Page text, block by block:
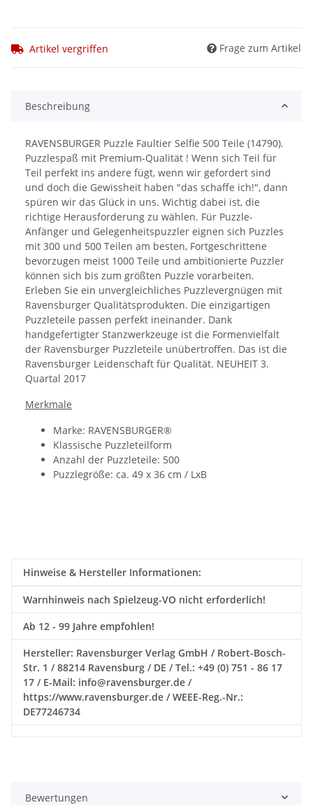
Artikel vergriffen Frage zum Artikel
Beschreibung
RAVENSBURGER Puzzle Faultier Selfie 500 Teile (14790).
Puzzlespaß mit Premium-Qualität ! Wenn sich Teil für
Teil perfekt ins andere fügt, wenn wir gefordert sind
und doch die Gewissheit haben "das schaffe ich!", dann
spüren wir das Glück in uns. Wichtig dabei ist, die
richtige Herausforderung zu wählen. Für Puzzle-
Anfänger und Gelegenheitspuzzler eignen sich Puzzles
mit 300 und 500 Teilen am besten, Fortgeschrittene
bevorzugen meist 1000 Teile und ambitionierte Puzzler
können sich bis zum größten Puzzle vorarbeiten.
Erleben Sie ein unvergleichliches Puzzlevergnügen mit
Ravensburger Qualitätsprodukten. Die einzigartigen
Puzzleteile passen perfekt ineinander. Dank
handgefertigter Stanzwerkzeuge ist die Formenvielfalt
der Ravensburger Puzzleteile unübertroffen. Das ist die
Ravensburger Leidenschaft für Qualität. NEUHEIT 3.
Quartal 2017
Merkmale
Marke: RAVENSBURGER®
Klassische Puzzleteilform
Anzahl der Puzzleteile: 500
Puzzlegröße: ca. 49 x 36 cm / LxB
Hinweise & Hersteller Informationen:
Warnhinweis nach Spielzeug-VO nicht erforderlich!
Ab 12 - 99 Jahre empfohlen!
Hersteller: Ravensburger Verlag GmbH / Robert-Bosch-
Str. 1 / 88214 Ravensburg / DE / Tel.: +49 (0) 751 - 86 17
17 / E-Mail: info@ravensburger.de /
https://www.ravensburger.de / WEEE-Reg.-Nr.:
DE77246734
Bewertungen